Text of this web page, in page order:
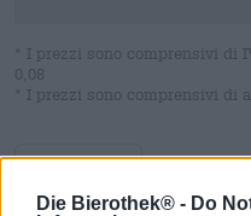
Die Bierothek® - Do
* I prezzi sono comprensivi di
0,08
* I prezzi sono comprensivi di
Descrizione